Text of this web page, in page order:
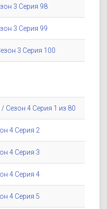
3 Серия 98
3 Серия 99
3 Серия 100
Сезон 4 Серия 1 из 80
4 Серия 2
4 Серия 3
4 Серия 4
4 Серия 5